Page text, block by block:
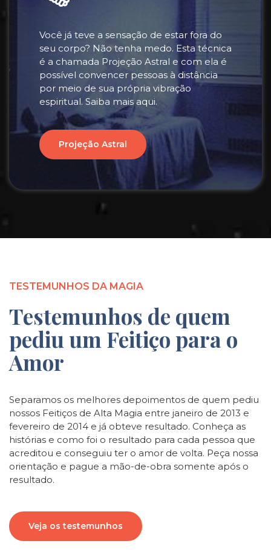
Você já teve a sensação de estar fora do
seu corpo? Não tenha medo. Esta técnica
é a chamada Projeção Astral e com ela é
possível convencer pessoas à distância
por meio de sua própria vibração
espiritual. Saiba mais aqui.
Projeção Astral
TESTEMUNHOS DA MAGIA
Testemunhos de quem
pediu um Feitiço para o
Amor
Separamos os melhores depoimentos de quem pediu
nossos Feitiços de Alta Magia entre janeiro de 2013 e
fevereiro de 2014 e já obteve resultado. Conheça as
histórias e como foi o resultado para cada pessoa que
acreditou e conseguiu ter o amor de volta. Peça nossa
orientação e pague a mão-de-obra somente após o
resultado.
Veja os testemunhos